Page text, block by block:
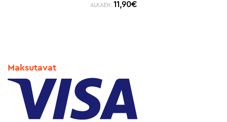
ALKAEN: 11,90€
Maksutavat